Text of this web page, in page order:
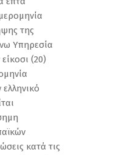
της
Υπηρεσία
(20)
κατά τις